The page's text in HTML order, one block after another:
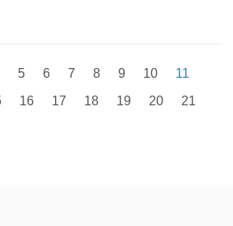
5 6 7 8 9 10
11
16 17 18 19 20
21